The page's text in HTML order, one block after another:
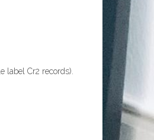
label Cr2 records).